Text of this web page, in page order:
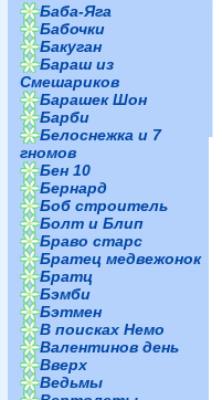
Баба-Яга
Бабочки
Бакуган
Бараш из
Смешариков
Барашек Шон
Барби
Белоснежка и 7
гномов
Бен 10
Бернард
Боб строитель
Болт и Блип
Браво старс
Братец медвежонок
Братц
Бэмби
Бэтмен
В поисках Немо
Валентинов день
Вверх
Ведьмы